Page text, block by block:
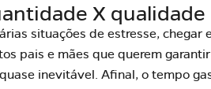
X qualidade
situações de estresse,
pais e mães que querem
inevitável. Afinal, o tempo